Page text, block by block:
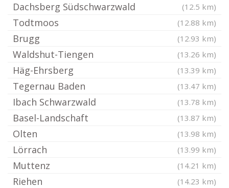
Dachsberg Südschwarzwald (12.5 km)
Todtmoos (12.88 km)
Brugg (12.93 km)
Waldshut-Tiengen (13.26 km)
Häg-Ehrsberg (13.39 km)
Tegernau Baden (13.47 km)
Ibach Schwarzwald (13.78 km)
Basel-Landschaft (13.87 km)
Olten (13.98 km)
Lörrach (13.99 km)
Muttenz (14.21 km)
Riehen (14.23 km)